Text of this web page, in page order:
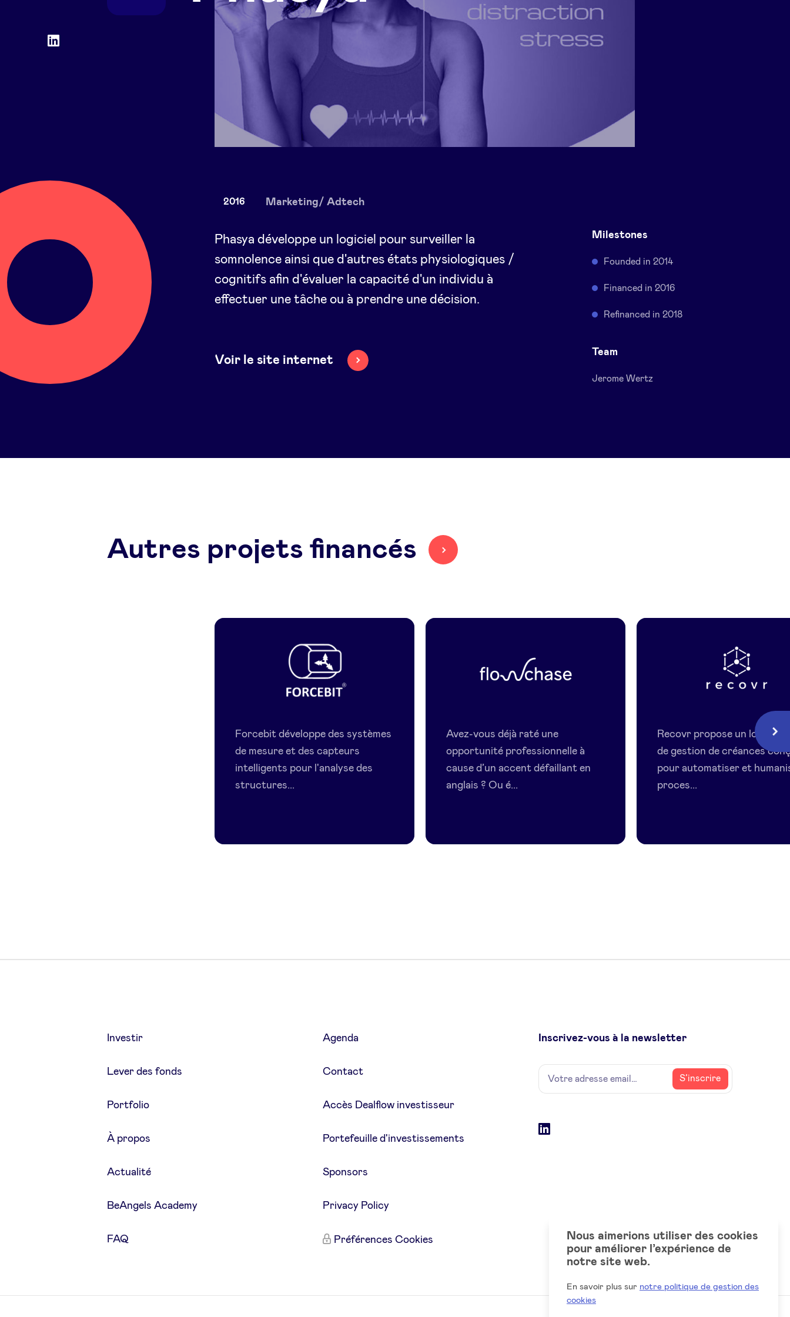
2016 Marketing/ Adtech
Phasya développe un logiciel pour surveiller la
somnolence ainsi que d'autres états physiologiques /
cognitifs afin d'évaluer la capacité d'un individu à
effectuer une tâche ou à prendre une décision.
Voir le site internet
Milestones
Founded in 2014
Financed in 2016
Refinanced in 2018
Team
Jerome Wertz
Autres projets financés
Forcebit développe des systèmes
de mesure et des capteurs
intelligents pour l'analyse des
structures...
Avez-vous déjà raté une
opportunité professionnelle à
cause d’un accent défaillant en
anglais ? Ou é...
Recovr propose un logiciel
de gestion de créances
pour automatiser et
proces...
Investir
Lever des fonds
Portfolio
À propos
Actualité
BeAngels Academy
FAQ
Agenda
Contact
Accès Dealflow investisseur
Portefeuille d'investissements
Sponsors
Privacy Policy
Préférences Cookies
Inscrivez-vous à la newsletter
Name
Votre
adresse
S’inscrire
Social
LinkedIn
Social
LinkedIn
Nous aimerions utiliser des cookies
pour améliorer l’expérience de
notre site web.
En savoir plus sur notre politique de gestion des
cookies